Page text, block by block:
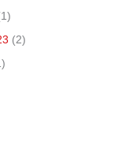
(2)